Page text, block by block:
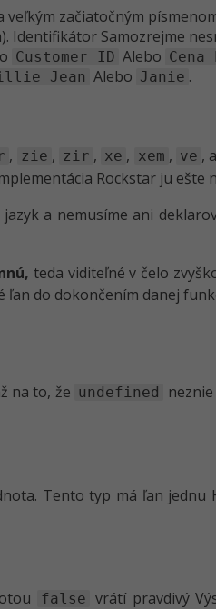
začiatočným
Identifikátor Samozrejme
Customer ID Alebo Cena
Jean Alebo Janie .
, zie , zir , xe , xem , ve , a
Rockstar ju ešte
a nemusíme ani
teda viditeľné v čelo
ľan do dokončením danej
na to, že undefined
Tento typ má ľan jednu
false vrátí pravdivý